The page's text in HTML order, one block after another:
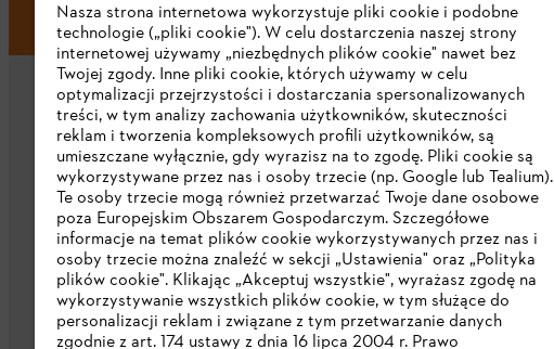
Firma
O nas
Pobierz katalog
STIHL Integrity Line
Nasza strona internetowa wykorzystuje pliki cookie i podobne
technologie („pliki cookie"). W celu dostarczenia naszej strony
internetowej używamy „niezbędnych plików cookie" nawet bez
Twojej zgody. Inne pliki cookie, których używamy w celu
optymalizacji przejrzystości i dostarczania spersonalizowanych
treści, w tym analizy zachowania użytkowników, skuteczności
reklam i tworzenia kompleksowych profili użytkowników, są
umieszczane wyłącznie, gdy wyrazisz na to zgodę. Pliki cookie są
wykorzystywane przez nas i osoby trzecie (np. Google lub Tealium).
Te osoby trzecie mogą również przetwarzać Twoje dane osobowe
poza Europejskim Obszarem Gospodarczym. Szczegółowe
informacje na temat plików cookie wykorzystywanych przez nas i
osoby trzecie można znaleźć w sekcji „Ustawienia" oraz „Polityka
plików cookie". Klikając „Akceptuj wszystkie", wyrażasz zgodę na
wykorzystywanie wszystkich plików cookie, w tym służące do
personalizacji reklam i związane z tym przetwarzanie danych
zgodnie z art. 174 ustawy z dnia 16 lipca 2004 r. Prawo